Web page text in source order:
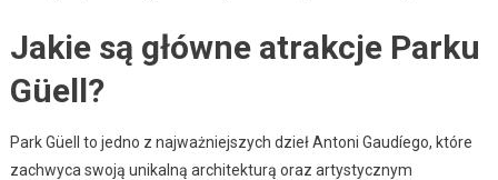
Jakie są główne atrakcje Parku
Güell?
Park Güell to jedno z najważniejszych dzieł Antoni Gaudíego, które
zachwyca swoją unikalną architekturą oraz artystycznym